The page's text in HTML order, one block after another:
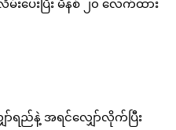
းပေးပြီး မိနစ် ၂၀ လေက်ထား
ရည်နဲ့ အရင်လျှော်လိုက်ပြီး